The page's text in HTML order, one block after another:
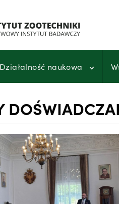
Działalność naukowa